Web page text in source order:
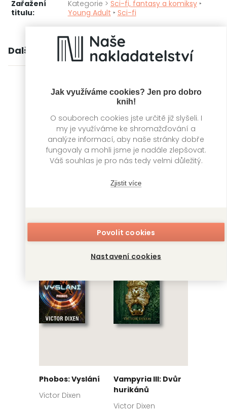
Jak využíváme cookies? Jen pro dobro
knih!
O souborech cookies jste určitě již slyšeli. I
my je využíváme ke shromažďování a
analýze informací, aby naše stránky dobře
fungovaly a mohli jsme je nadále zlepšovat.
Váš souhlas je pro nás tedy velmi důležitý.
Zjistit více
Povolit cookies
Nastavení cookies
Zařažení
titulu:
Kategorie > Sci-fi, fantasy a komiksy‣
Young Adult ‣ Sci-fi
Další knihy autora
Victor Dixen
zázraků
Victor Dixen
Phobos: Vyslání
Victor Dixen
Vampyria III: Dvůr
hurikánů
Victor Dixen